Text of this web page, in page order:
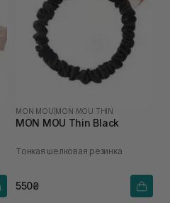
MON MOU MON MOU THIN
MON MOU Thin Black
Тонкая шелковая резинка
550₴